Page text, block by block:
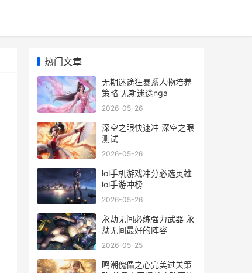
热门文章
无期迷途狂暴系人物培养
策略 无期迷途nga
2026-05-26
深空之眼快速冲 深空之眼
测试
2026-05-26
lol手机游戏冲分必选英雄
lol手游冲榜
2026-05-26
永劫无间必练强力武器 永
劫无间最好的阵容
2026-05-25
鸣潮傀儡之心完美过关策